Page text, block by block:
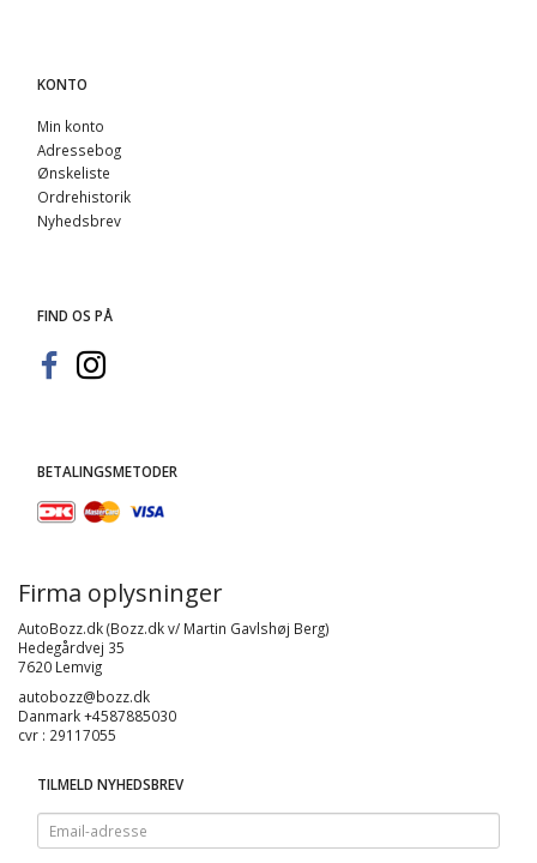
KONTO
Min konto
Adressebog
Ønskeliste
Ordrehistorik
Nyhedsbrev
FIND OS PÅ
BETALINGSMETODER
Firma oplysninger
AutoBozz.dk (Bozz.dk v/ Martin Gavlshøj Berg)
Hedegårdvej 35
7620 Lemvig
autobozz@bozz.dk
Danmark +4587885030
cvr : 29117055
TILMELD NYHEDSBREV
Email-
adresse